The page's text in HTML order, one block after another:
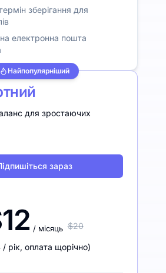
зберігання для
електронна пошта
Найпопулярніший
для зростаючих
зараз
/ місяць $20
/ рік, оплата щорічно)